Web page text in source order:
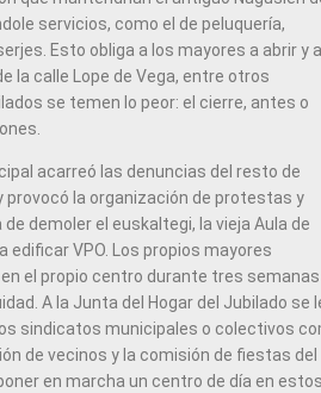
servicios, como el de peluquería,
Esto obliga a los mayores a abrir y a
la calle Lope de Vega, entre otros
se temen lo peor: el cierre, antes o
acarreó las denuncias del resto de
provocó la organización de protestas y
demoler el euskaltegi, la vieja Aula de
edificar VPO. Los propios mayores
el propio centro durante tres semanas
A la Junta del Hogar del Jubilado se
sindicatos municipales o colectivos
de vecinos y la comisión de fiestas del
en marcha un centro de día en